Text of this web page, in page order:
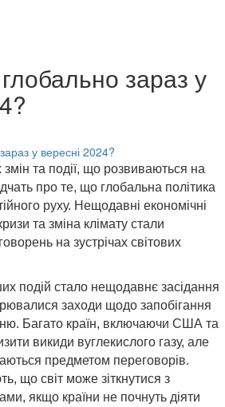
зараз у
змін та події, що розвиваються на
про те, що глобальна політика
руху. Нещодавні економічні
та зміна клімату стали
на зустрічах світових
подій стало нещодавнє засідання
заходи щодо запобігання
Багато країн, включаючи США та
викиди вуглекислого газу, але
предметом переговорів.
що світ може зіткнутися з
якщо країни не почнуть діяти